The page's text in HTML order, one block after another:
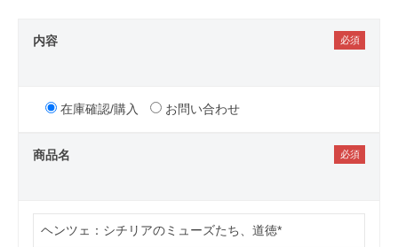
内容
在庫確認/購入 お問い合わせ
商品名